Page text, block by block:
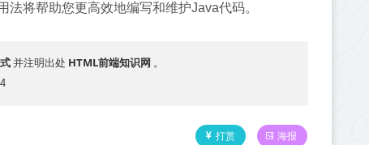
将帮助您更高效地编写和维护Java代码。
并注明出处 HTML前端知识网 。
打赏 海报